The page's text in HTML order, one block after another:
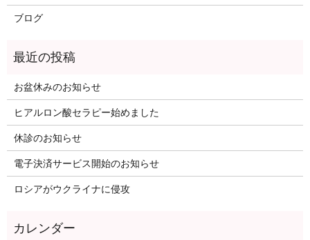
ブログ
お盆休みのお知らせ
ヒアルロン酸セラピー始めました
休診のお知らせ
電子決済サービス開始のお知らせ
ロシアがウクライナに侵攻